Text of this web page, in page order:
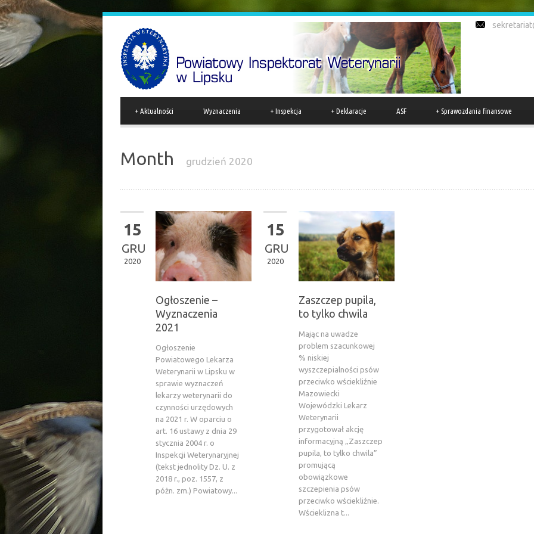
Aktualności
+ Wyznaczenia Inspekcja
+ Deklaracje
+ ASF Sprawozdania finansowe
+
Month grudzień 2020
15
GRU
2020
Ogłoszenie –
Wyznaczenia
2021
Ogłoszenie
Powiatowego Lekarza
Weterynarii w Lipsku w
sprawie wyznaczeń
lekarzy weterynarii do
czynności urzędowych
na 2021 r. W oparciu o
art. 16 ustawy z dnia 29
stycznia 2004 r. o
Inspekcji Weterynaryjnej
(tekst jednolity Dz. U. z
2018 r., poz. 1557, z
póżn. zm.) Powiatowy...
15
GRU
2020
Zaszczep pupila,
to tylko chwila
Mając na uwadze
problem szacunkowej
% niskiej
wyszczepialności psów
przeciwko wściekliźnie
Mazowiecki
Wojewódzki Lekarz
Weterynarii
przygotował akcję
informacyjną „Zaszczep
pupila, to tylko chwila”
promującą
obowiązkowe
szczepienia psów
przeciwko wściekliźnie.
Wścieklizna t...